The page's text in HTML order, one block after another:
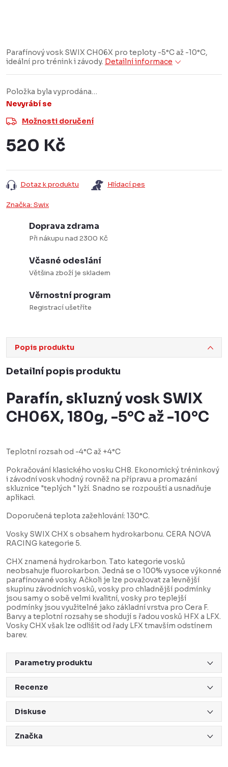
Parafínový vosk SWIX CH06X pro teploty -5°C až -10°C,
ideální pro trénink i závody. Detailní informace
Položka byla vyprodána…
Nevyrábí se
Možnosti doručení
520 Kč
Dotaz k produktu Hlídací pes
Značka: Swix
Doprava zdrama
Při nákupu nad 2300 Kč
Včasné odeslání
Většina zboží je skladem
Věrnostní program
Registrací ušetříte
Popis produktu
Detailní popis produktu
Parafín, skluzný vosk SWIX
CH06X, 180g, -5°C až -10°C
Teplotní rozsah od -4°C až +4°C
Pokračování klasického vosku CH8. Ekonomický tréninkový
i závodní vosk vhodný rovněž na přípravu a promazání
skluznice "teplých " lyží. Snadno se rozpouští a usnadňuje
aplikaci.
Doporučená teplota zažehlování: 130°C.
Vosky SWIX CHX s obsahem hydrokarbonu. CERA NOVA
RACING kategorie 5.
CHX znamená hydrokarbon. Tato kategorie vosků
neobsahuje fluorokarbon. Jedná se o 100% vysoce výkonné
parafínované vosky. Ačkoli je lze považovat za levnější
skupinu závodních vosků, vosky pro chladnější podmínky
jsou samy o sobě velmi kvalitní, vosky pro teplejší
podmínky jsou využitelné jako základní vrstva pro Cera F.
Barvy a teplotní rozsahy se shodují s řadou vosků HFX a LFX.
Vosky CHX však lze odlišit od řady LFX tmavším odstínem
barev.
Parametry produktu
Recenze
Diskuse
Značka